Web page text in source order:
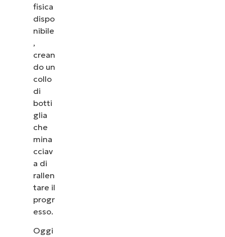
fisica
dispo
nibile
,
crean
do un
collo
di
botti
glia
che
mina
cciav
a di
rallen
tare il
progr
esso.
Oggi